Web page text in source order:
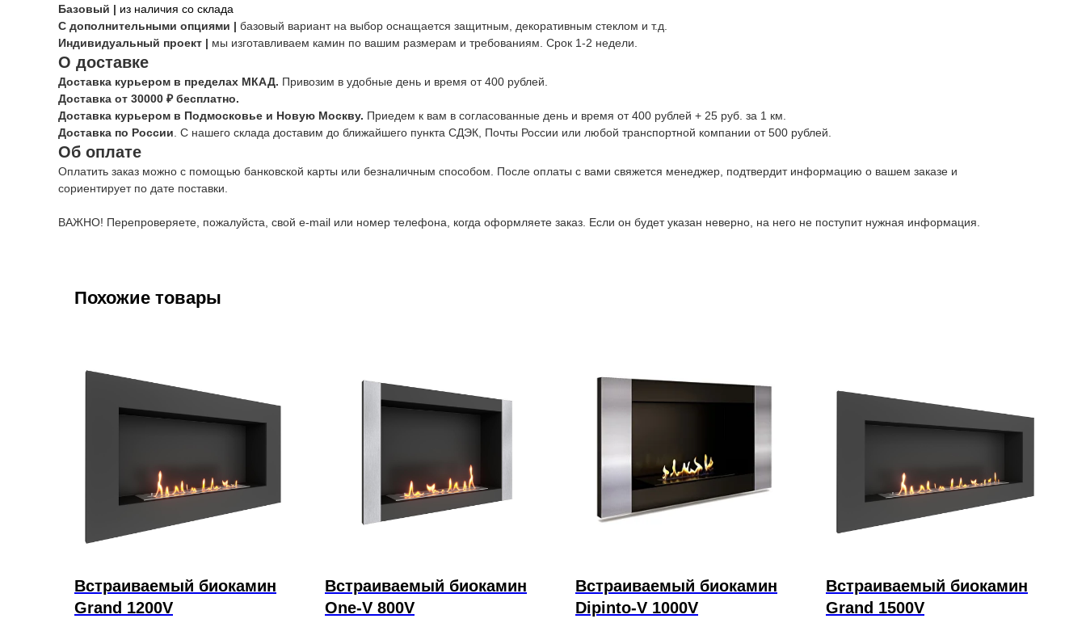
Базовый | из наличия со склада
С дополнительными опциями | базовый вариант на выбор оснащается защитным, декоративным стеклом и т.д.
Индивидуальный проект | мы изготавливаем камин по вашим размерам и требованиям. Срок 1-2 недели.
О доставке
Доставка курьером в пределах МКАД. Привозим в удобные день и время от 400 рублей.
Доставка от 30000 ₽ бесплатно.
Доставка курьером в Подмосковье и Новую Москву. Приедем к вам в согласованные день и время от 400 рублей + 25 руб. за 1 км.
Доставка по России. С нашего склада доставим до ближайшего пункта СДЭК, Почты России или любой транспортной компании от 500 рублей.
Об оплате
Оплатить заказ можно с помощью банковской карты или безналичным способом. После оплаты с вами свяжется менеджер, подтвердит информацию о вашем заказе и
сориентирует по дате поставки.
ВАЖНО! Перепроверяете, пожалуйста, свой e-mail или номер телефона, когда оформляете заказ. Если он будет указан неверно, на него не поступит нужная информация.
Похожие товары
Встраиваемый биокамин
Grand 1200V
Встраиваемый биокамин
One-V 800V
Встраиваемый биокамин
Dipinto-V 1000V
Встраиваемый биокамин
Grand 1500V